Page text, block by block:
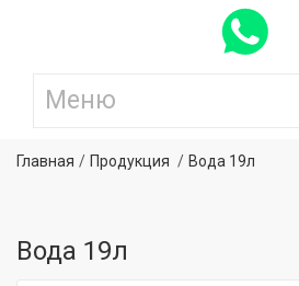
Главная Продукция Вода 19л
Вода 19л